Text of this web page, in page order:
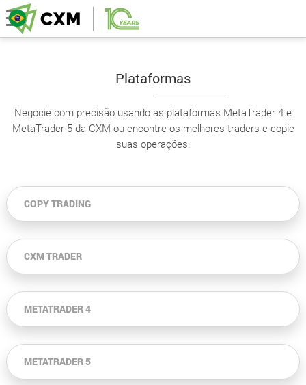
Plataformas
Negocie com precisão usando as plataformas MetaTrader 4 e
MetaTrader 5 da CXM ou encontre os melhores traders e copie
suas operações.
COPY TRADING
CXM TRADER
METATRADER 4
METATRADER 5